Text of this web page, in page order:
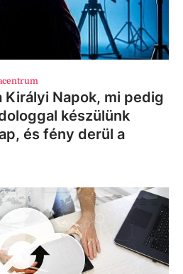
Királyi Napok, mi pedig
készülünk
és fény derül a